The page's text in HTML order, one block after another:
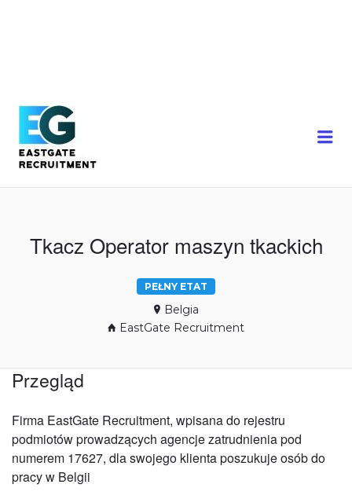
Tkacz Operator maszyn tkackich
PEŁNY ETAT
Belgia
EastGate Recruitment
Przegląd
Firma EastGate Recruitment, wpisana do rejestru
podmiotów prowadzących agencje zatrudnienia pod
numerem 17627, dla swojego klienta poszukuje osób do
pracy w Belgii